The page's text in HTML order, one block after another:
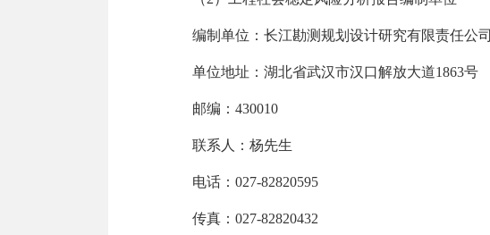
编制单位：长江勘测规划设计研究有限责任公司
单位地址：湖北省武汉市汉口解放大道1863号
邮编： 430010
联系人：杨先生
电话： 027-82820595
传真： 027-82820432